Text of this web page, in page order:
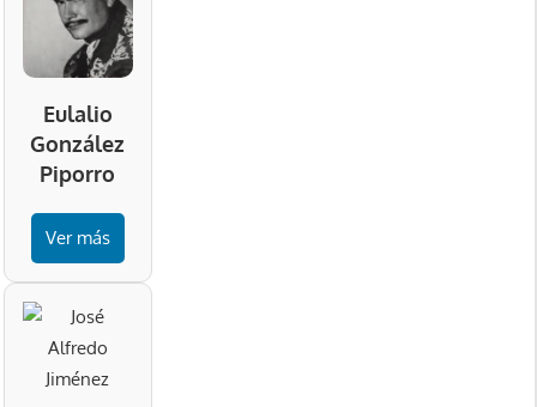
Eulalio
González
Piporro
Ver más